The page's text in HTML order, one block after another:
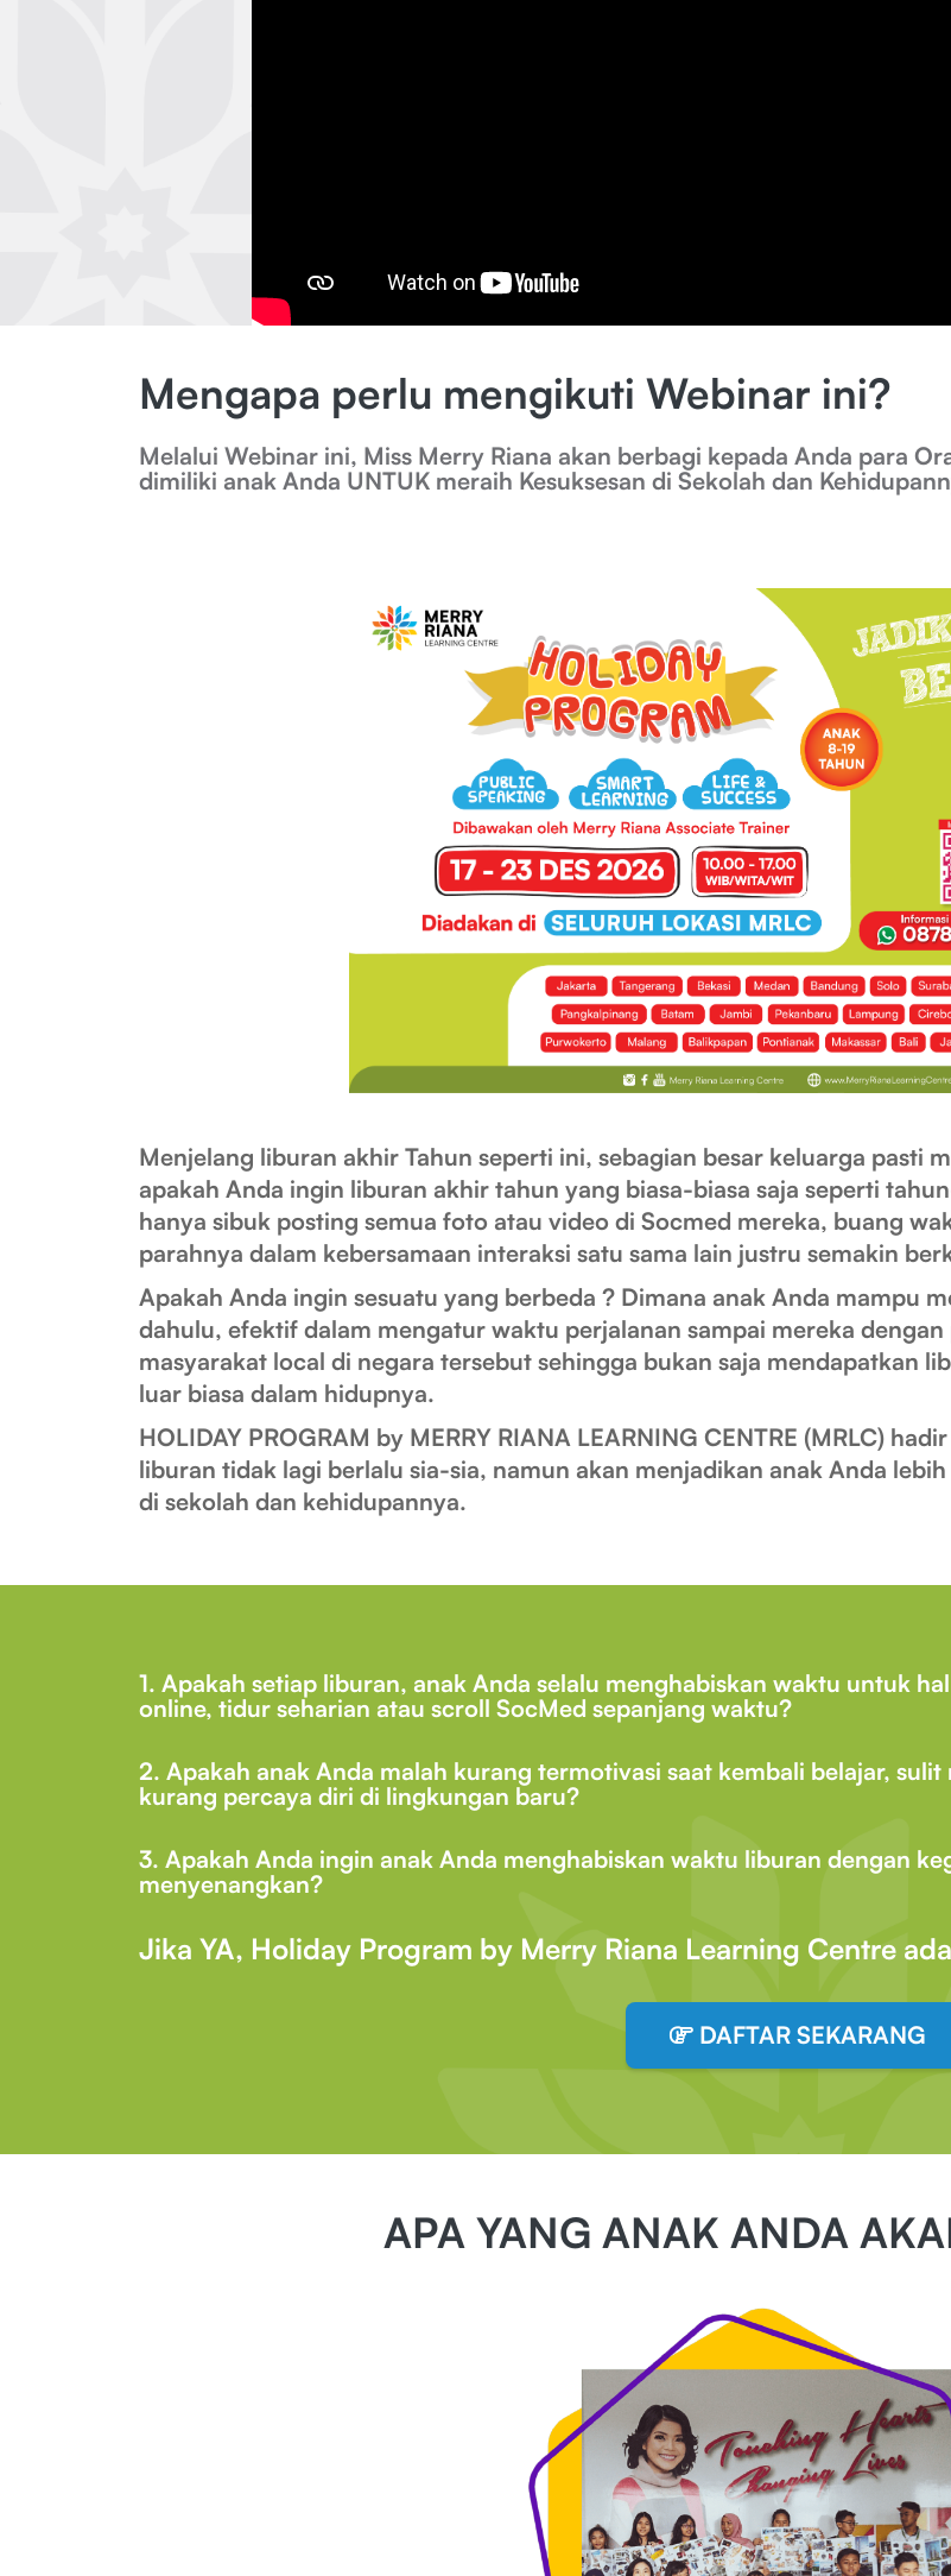
Mengapa perlu mengikuti Webinar ini?
Melalui Webinar ini, Miss Merry Riana akan berbagi kepada Anda para
dimiliki anak Anda UNTUK meraih Kesuksesan di Sekolah dan
Menjelang liburan akhir Tahun seperti ini, sebagian besar keluarga pasti
apakah Anda ingin liburan akhir tahun yang biasa-biasa saja seperti
hanya sibuk posting semua foto atau video di Socmed mereka, buang
parahnya dalam kebersamaan interaksi satu sama lain justru semakin
Apakah Anda ingin sesuatu yang berbeda ? Dimana anak Anda mampu
dahulu, efektif dalam mengatur waktu perjalanan sampai mereka
masyarakat local di negara tersebut sehingga bukan saja mendapatkan
luar biasa dalam hidupnya.
HOLIDAY PROGRAM by MERRY RIANA LEARNING CENTRE (MRLC)
liburan tidak lagi berlalu sia-sia, namun akan menjadikan anak Anda
di sekolah dan kehidupannya.
1. Apakah setiap liburan, anak Anda selalu menghabiskan waktu untuk
online, tidur seharian atau scroll SocMed sepanjang waktu?
2. Apakah anak Anda malah kurang termotivasi saat kembali belajar,
kurang percaya diri di lingkungan baru?
3. Apakah Anda ingin anak Anda menghabiskan waktu liburan dengan
menyenangkan?
Jika YA, Holiday Program by Merry Riana Learning Centre
DAFTAR SEKARANG
APA YANG ANAK ANDA